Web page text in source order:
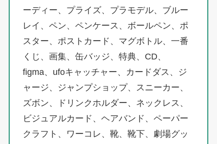
ーディー、プライズ、プラモデル、ブルー
レイ、ペン、ペンケース、ボールペン、ポ
スター、ポストカード、マグボトル、一番
くじ、画集、缶バッジ、特典、CD、
figma、ufoキャッチャー、カードダス、ジ
ャージ、ジャンプショップ、スニーカー、
ズボン、ドリンクホルダー、ネックレス、
ビジュアルカード、ヘアバンド、ペーパー
クラフト、ワーコレ、靴、靴下、劇場グッ